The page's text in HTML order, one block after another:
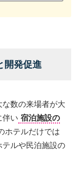
開発促進
数の来場者が大
伴い 宿泊施設の
ホテルだけでは
ルや民泊施設の